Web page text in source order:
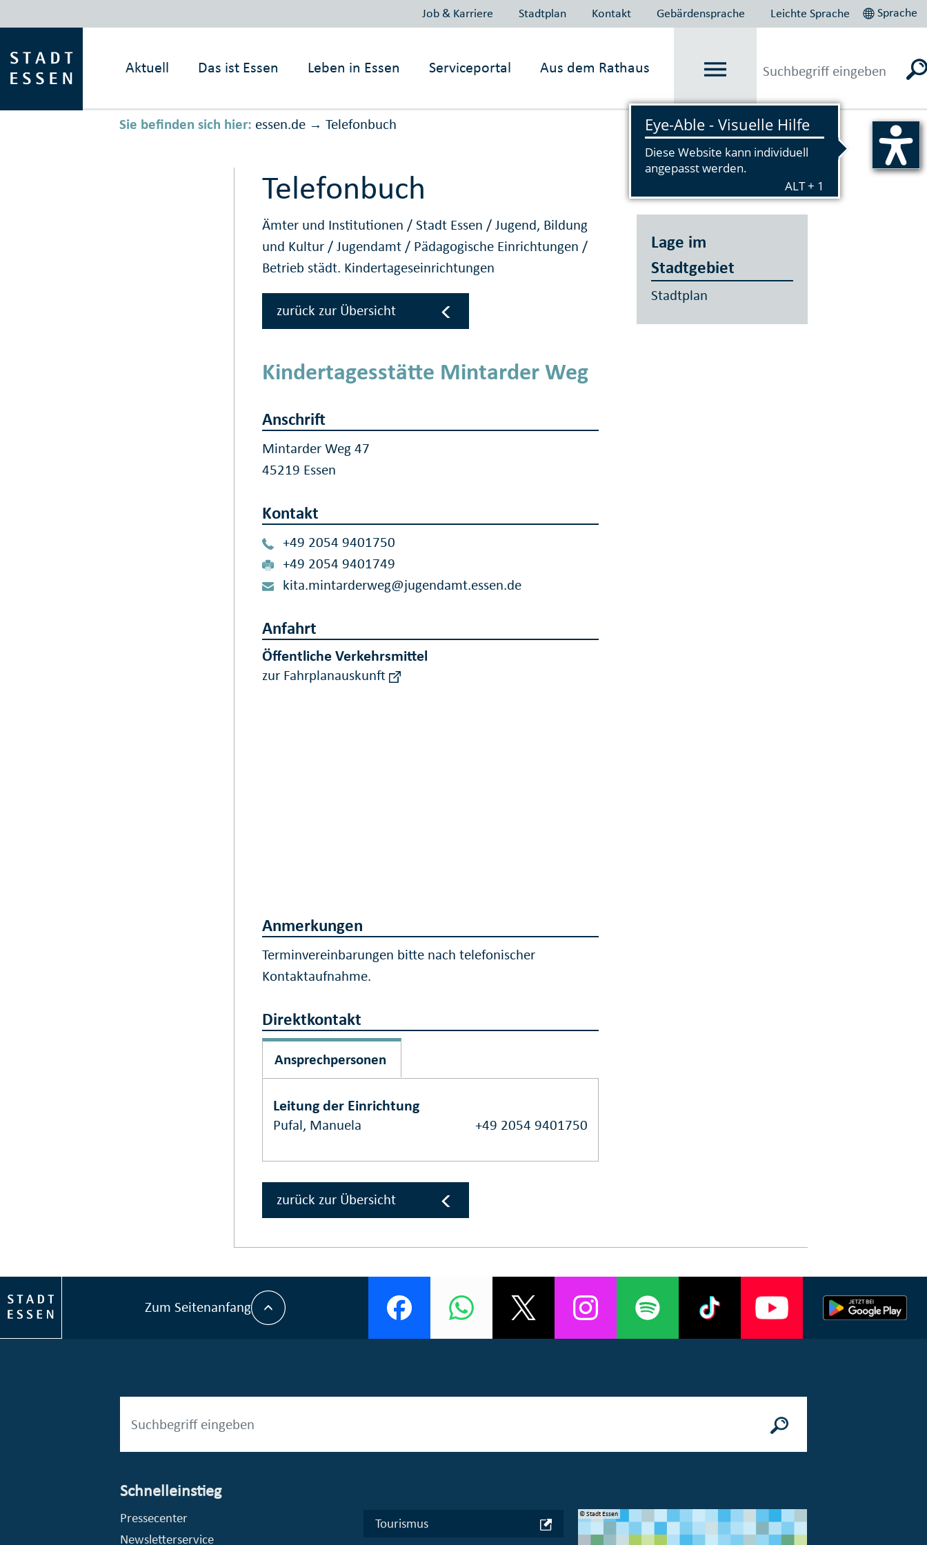
Job & Karriere Stadtplan Kontakt Gebärdensprache Leichte Sprache Sprache
Aktuell Das ist Essen Leben in Essen Serviceportal Aus dem Rathaus
Sie befinden sich hier: essen.de → Telefonbuch Vorlesen
Telefonbuch
Ämter und Institutionen /Stadt Essen /Jugend, Bildung
und Kultur /Jugendamt / Pädagogische Einrichtungen /
Betrieb städt. Kindertageseinrichtungen
zurück zur Übersicht
Kindertagesstätte Mintarder Weg
Anschrift
Mintarder Weg 47
45219 Essen
Kontakt
+49 2054 9401750
+49 2054 9401749
kita.mintarderweg@jugendamt.essen.de
Anfahrt
Öffentliche Verkehrsmittel
zur Fahrplanauskunft
Anmerkungen
Terminvereinbarungen bitte nach telefonischer
Kontaktaufnahme.
Direktkontakt
Ansprechpersonen
Leitung der Einrichtung
Pufal, Manuela +49 2054 9401750
zurück zur Übersicht
Lage im
Stadtgebiet
Stadtplan
Zum Seitenanfang
Schnelleinstieg
Pressecenter
Newsletterservice
Tourismus
© Stadt Essen, Presse- und Kommunikationsamt © Stadt Essen